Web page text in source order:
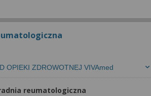
OPIEKI ZDROWOTNEJ VIVAmed
reumatologiczna